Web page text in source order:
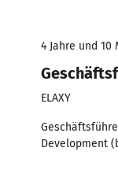
4 Jahre und 10
ELAXY
Development